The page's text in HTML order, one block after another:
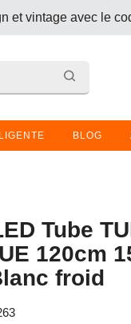
et vintage avec le
Entrez le code
BLOG
Tube
120cm
froid